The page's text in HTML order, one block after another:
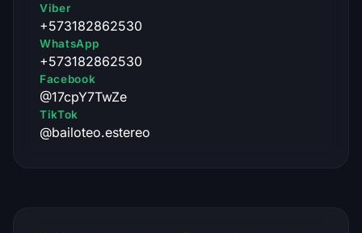
Viber
+573182862530
WhatsApp
+573182862530
Facebook
@17cpY7TwZe
TikTok
@bailoteo.estereo